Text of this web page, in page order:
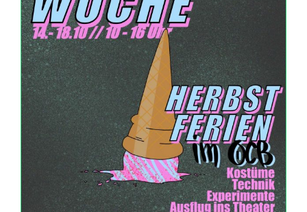
HINFALLEN, AUFSTEHEN, KRONE RICHTEN,
WEITERGEHEN
MITMACHEN Theater Strahl